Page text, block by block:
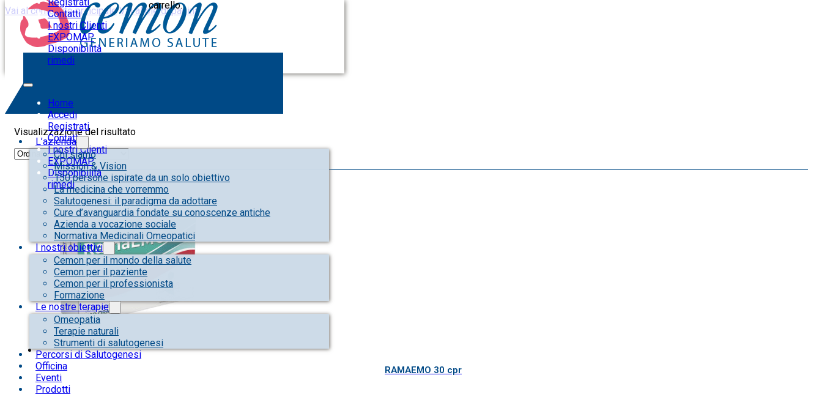
Vai al contenuto principale Vai al piè di pagina
Contatti
I nostri Clienti
EXPOMAP
Disponibilità
rimedi
Home
Accedi
Registrati
Contatti
I nostri Clienti
EXPOMAP
Disponibilità
rimedi
carrello.
L’azienda
Chi siamo
Mission & Vision
150 persone ispirate da un solo obiettivo
La medicina che vorremmo
Salutogenesi: il paradigma da adottare
Cure d’avanguardia fondate su conoscenze antiche
Azienda a vocazione sociale
Normativa Medicinali Omeopatici
I nostri obiettivi
Cemon per il mondo della salute
Cemon per il paziente
Cemon per il professionista
Formazione
Le nostre terapie
Omeopatia
Terapie naturali
Strumenti di salutogenesi
Percorsi di Salutogenesi
Officina
Eventi
Prodotti
funzione digestiva
Visualizzazione del risultato
RAMAEMO 30 cpr